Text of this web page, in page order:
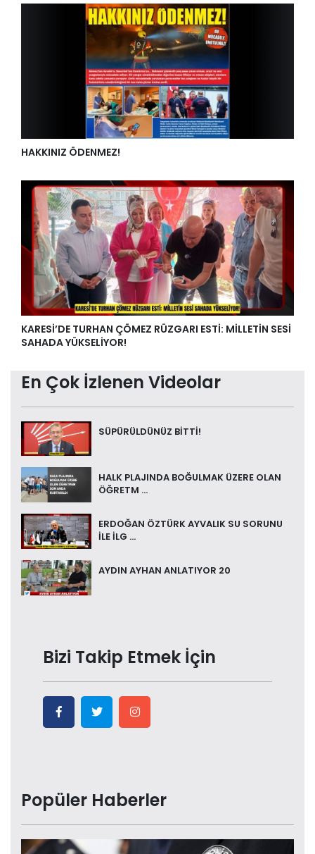
HAKKINIZ ÖDENMEZ!
KARESİ’DE TURHAN ÇÖMEZ RÜZGARI ESTİ: MİLLETİN SESİ
SAHADA YÜKSELİYOR!
En Çok İzlenen Videolar
SÜPÜRÜLDÜNÜZ BİTTİ!
HALK PLAJINDA BOĞULMAK ÜZERE OLAN
ÖĞRETM ...
ERDOĞAN ÖZTÜRK AYVALIK SU SORUNU
İLE İLG ...
AYDIN AYHAN ANLATIYOR 20
Bizi Takip Etmek İçin
Popüler Haberler